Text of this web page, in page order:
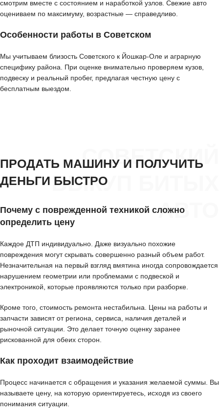
смотрим вместе с состоянием и наработкой узлов. Свежие авто
оцениваем по максимуму, возрастные — справедливо.
Особенности работы в Советском
Мы учитываем близость Советского к Йошкар-Оле и аграрную
специфику района. При оценке внимательно проверяем кузов,
подвеску и реальный пробег, предлагая честную цену с
бесплатным выездом.
СОВЕТСКИЙ
ВЫКУП БИТЫХ
АВТО
ПРОДАТЬ МАШИНУ И ПОЛУЧИТЬ
ДЕНЬГИ БЫСТРО
Почему с поврежденной техникой сложно
определить цену
Каждое ДТП индивидуально. Даже визуально похожие
повреждения могут скрывать совершенно разный объем работ.
Незначительная на первый взгляд вмятина иногда сопровождается
нарушением геометрии или проблемами с подвеской и
электроникой, которые проявляются только при разборке.
Кроме того, стоимость ремонта нестабильна. Цены на работы и
запчасти зависят от региона, сервиса, наличия деталей и
рыночной ситуации. Это делает точную оценку заранее
рискованной для обеих сторон.
Как проходит взаимодействие
Процесс начинается с обращения и указания желаемой суммы. Вы
называете цену, на которую ориентируетесь, исходя из своего
понимания ситуации.